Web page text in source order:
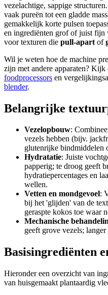
vezelachtige, sappige
vaak pureën tot een gladde
gemakkelijk korte pulsen
en ingrediënten grof of juist fijn
voor texturen die pull-apart of ​
Wil je weten hoe de machine
zijn met andere apparaten?
foodprocessors en
blender.
Belangrijke
Vezelopbouw:
vezels hebben (bijv.
glutenrijke bindmiddelen
Hydratatie: Juiste
papperig; te droog geeft
hydratiepercentages en
wellen.
Vetten en mondgevoel:
bij het 'glijden' van de
geraspte kokos toe waar
Mechanische
geeft grove vezels;
Basisingrediënten
Hieronder een overzicht van
van huisgemaakt plantaardig